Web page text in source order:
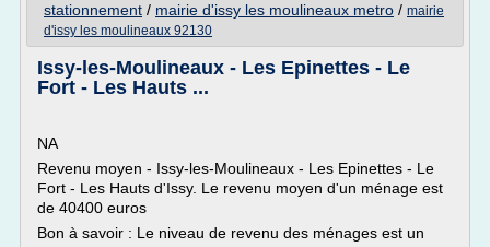
stationnement / mairie d'issy les moulineaux metro / mairie
d'issy les moulineaux 92130
Issy-les-Moulineaux - Les Epinettes - Le
Fort - Les Hauts ...
NA
Revenu moyen - Issy-les-Moulineaux - Les Epinettes - Le
Fort - Les Hauts d'Issy. Le revenu moyen d'un ménage est
de 40400 euros
Bon à savoir : Le niveau de revenu des ménages est un